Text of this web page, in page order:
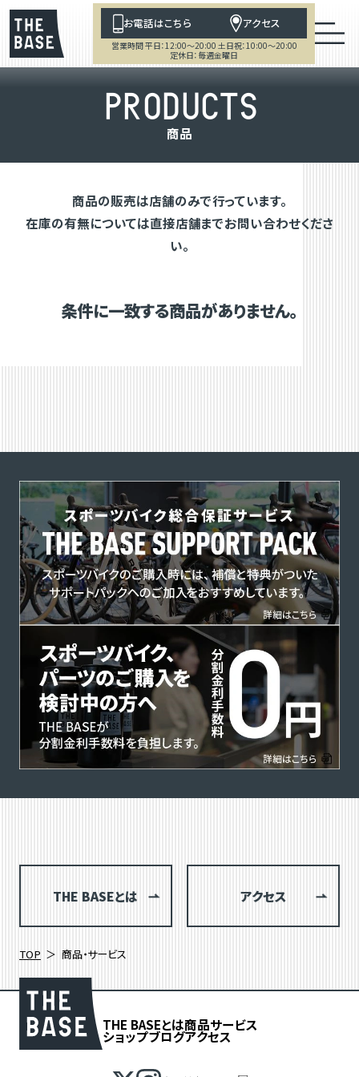
お電話はこちら アクセス
営業時間 平日：12:00～20:00 土日祝：10:00～20:00
定休日：毎週金曜日
PRODUCTS
商品
商品の販売は店舗のみで行っています。
在庫の有無については直接店舗までお問い合わせくださ
い。
条件に一致する商品がありません。
THE BASEとは アクセス
TOP 商品・サービス
THE BASEとは商品サービス
ショップブログアクセス